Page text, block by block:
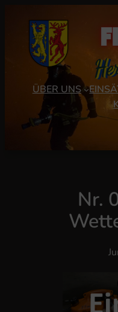
springen
ÜBER UNS
Nr.